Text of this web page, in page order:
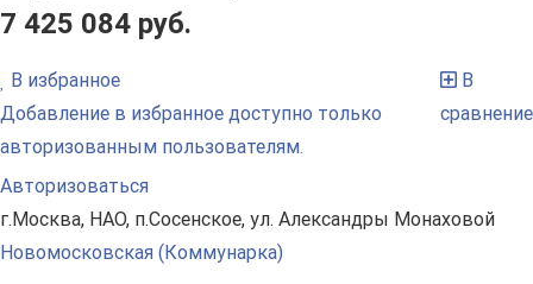
7 425 084 руб.
В избранное
Добавление в избранное доступно только
авторизованным пользователям.
Авторизоваться
В
сравнение
г.Москва, НАО, п.Сосенское, ул. Александры Монаховой
Новомосковская (Коммунарка)